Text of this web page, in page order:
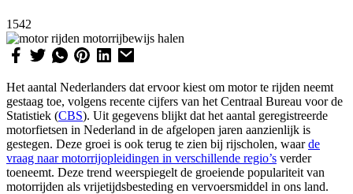
1542
Het aantal Nederlanders dat ervoor kiest om motor te rijden neemt
gestaag toe, volgens recente cijfers van het Centraal Bureau voor de
Statistiek (CBS). Uit gegevens blijkt dat het aantal geregistreerde
motorfietsen in Nederland in de afgelopen jaren aanzienlijk is
gestegen. Deze groei is ook terug te zien bij rijscholen, waarde
vraag naar motorrijopleidingen in verschillende regio’s verder
toeneemt. Deze trend weerspiegelt de groeiende populariteit van
motorrijden als vrijetijdsbesteding en vervoersmiddel in ons land.